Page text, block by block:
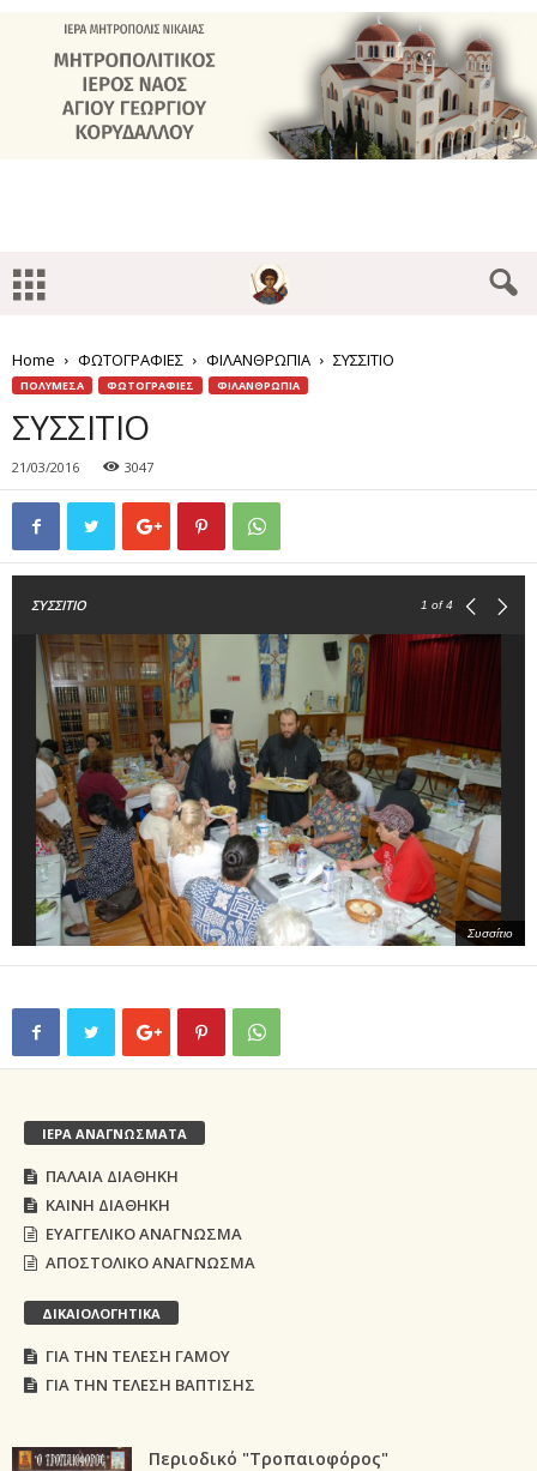
Home ΦΩΤΟΓΡΑΦΙΕΣ ΦΙΛΑΝΘΡΩΠΙΑ ΣΥΣΣΙΤΙΟ
ΠΟΛΥΜΕΣΑ ΦΩΤΟΓΡΑΦΙΕΣ ΦΙΛΑΝΘΡΩΠΙΑ
ΣΥΣΣΙΤΙΟ
21/03/2016 3047
ΣΥΣΣΙΤΙΟ 1 of 4
Συσσίτιο
ΙΕΡΑ ΑΝΑΓΝΩΣΜΑΤΑ
ΠΑΛΑΙΑ ΔΙΑΘΗΚΗ
ΚΑΙΝΗ ΔΙΑΘΗΚΗ
ΕΥΑΓΓΕΛΙΚΟ ΑΝΑΓΝΩΣΜΑ
ΑΠΟΣΤΟΛΙΚΟ ΑΝΑΓΝΩΣΜΑ
ΔΙΚΑΙΟΛΟΓΗΤΙΚΑ
ΓΙΑ ΤΗΝ ΤΕΛΕΣΗ ΓΑΜΟΥ
ΓΙΑ ΤΗΝ ΤΕΛΕΣΗ ΒΑΠΤΙΣΗΣ
Περιοδικό "Τροπαιοφόρος"